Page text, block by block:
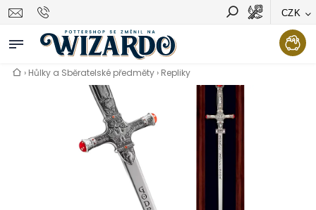
CZK
Vyhledávání Hledat
› Hůlky a Sběratelské předměty › Repliky